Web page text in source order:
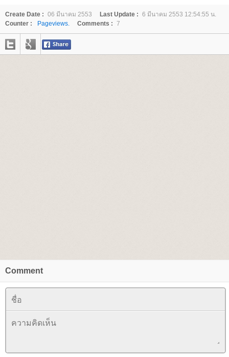
Create Date : 06 มีนาคม 2553 Last Update : 6 มีนาคม 2553 12:54:55 น.
Counter :
Pageviews. Comments : 7
Comment